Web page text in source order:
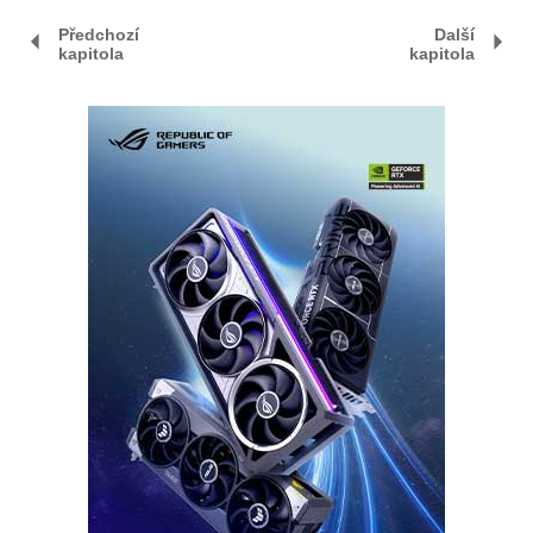
Předchozí
kapitola
Další
kapitola